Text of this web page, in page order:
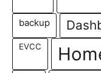
backup
EVCC